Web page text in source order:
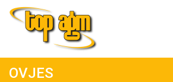
Skip
content
OVJES